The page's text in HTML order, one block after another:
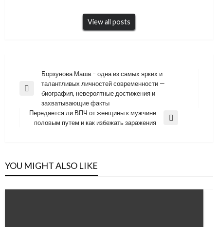
View all posts
Навигация
по
записям
Previous
Борзунова Маша – одна из самых ярких и
талантливых личностей современности —
биография, невероятные достижения и
захватывающие факты
Next
Передается ли ВПЧ от женщины к мужчине
половым путем и как избежать заражения
YOU MIGHT ALSO LIKE